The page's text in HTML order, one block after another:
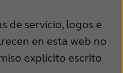
United Kingdom
de servicio, logos e
en esta web no
explícito escrito